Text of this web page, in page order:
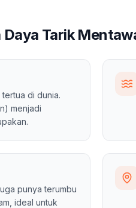
Tarik
di dunia.
menjadi
punya terumbu
ideal untuk